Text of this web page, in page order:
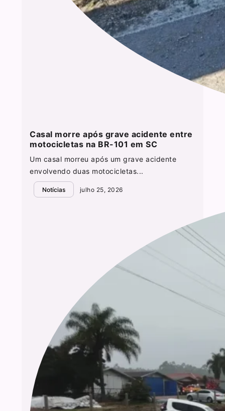
Casal morre após grave acidente entre
motocicletas na BR-101 em SC
Um casal morreu após um grave acidente
envolvendo duas motocicletas...
Notícias julho 25, 2026